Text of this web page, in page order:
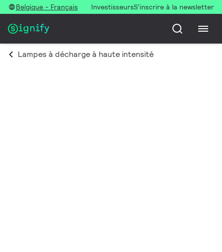
Belgique - Français InvestisseursS’inscrire à la newsletter
Lampes à décharge à haute intensité